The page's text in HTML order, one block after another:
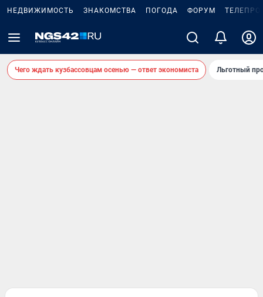
НЕДВИЖИМОСТЬ ЗНАКОМСТВА ПОГОДА ФОРУМ
Чего ждать кузбассовцам осенью — ответ экономиста Льготный